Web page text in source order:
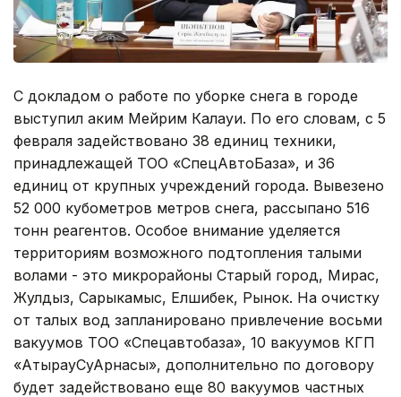
С докладом о работе по уборке снега в городе
выступил аким Мейрим Калауи. По его словам, с 5
февраля задействовано 38 единиц техники,
принадлежащей ТОО «СпецАвтоБаза», и 36
единиц от крупных учреждений города. Вывезено
52 000 кубометров метров снега, рассыпано 516
тонн реагентов. Особое внимание уделяется
территориям возможного подтопления талыми
волами - это микрорайоны Старый город, Мирас,
Жулдыз, Сарыкамыс, Елшибек, Рынок. На очистку
от талых вод запланировано привлечение восьми
вакуумов ТОО «Спецавтобаза», 10 вакуумов КГП
«АтырауСуАрнасы», дополнительно по договору
будет задействовано еще 80 вакуумов частных